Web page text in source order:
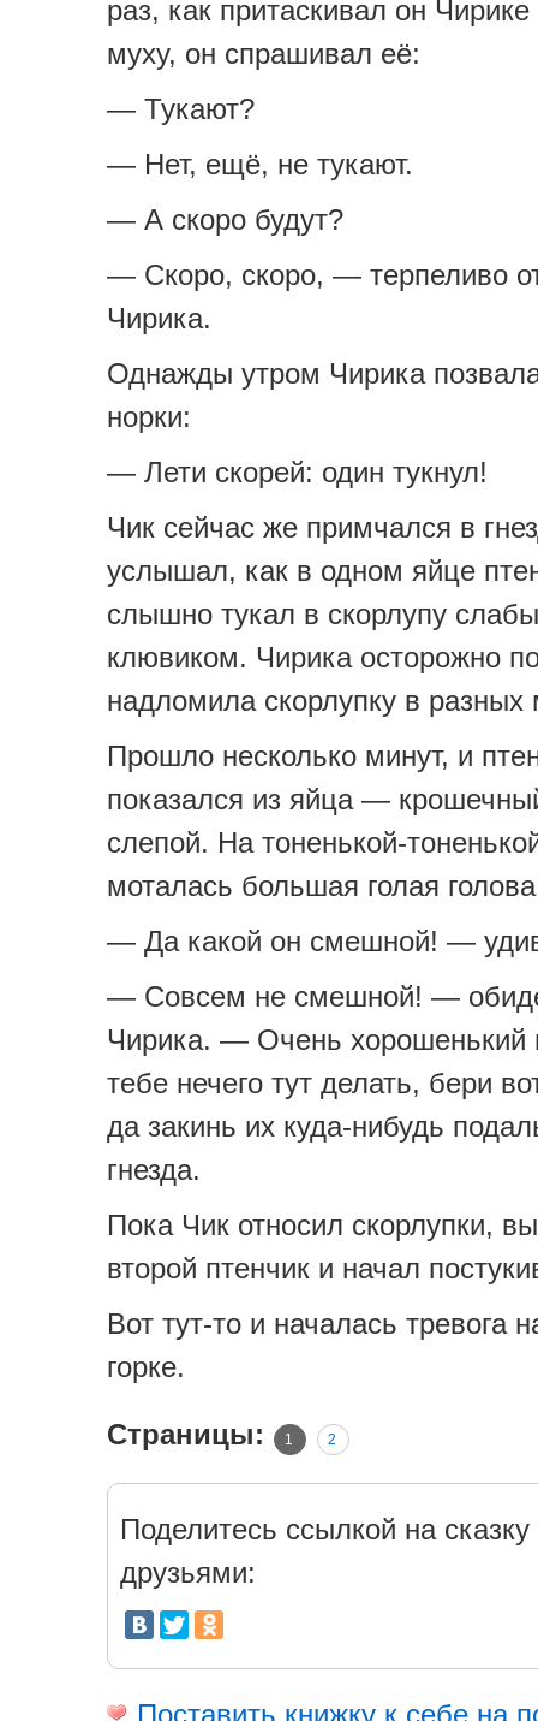
раз, как притаскивал он
муху, он спрашивал её:
— Тукают?
— Нет, ещё, не тукают.
— А скоро будут?
— Скоро, скоро, — терпеливо
Чирика.
Однажды утром Чирика
норки:
— Лети скорей: один тукнул!
Чик сейчас же примчался в
услышал, как в одном яйце
слышно тукал в скорлупу
клювиком. Чирика осторожно
надломила скорлупку в разных
Прошло несколько минут, и
показался из яйца —
слепой. На тоненькой-
моталась большая голая
— Да какой он смешной! —
— Совсем не смешной! —
Чирика. — Очень хорошенький
тебе нечего тут делать, бери
да закинь их куда-нибудь
гнезда.
Пока Чик относил скорлупки,
второй птенчик и начал
Вот тут-то и началась тревога
горке.
Страницы: 1 2
Поделитесь ссылкой на сказку
друзьями:
Поставить книжку к себе на